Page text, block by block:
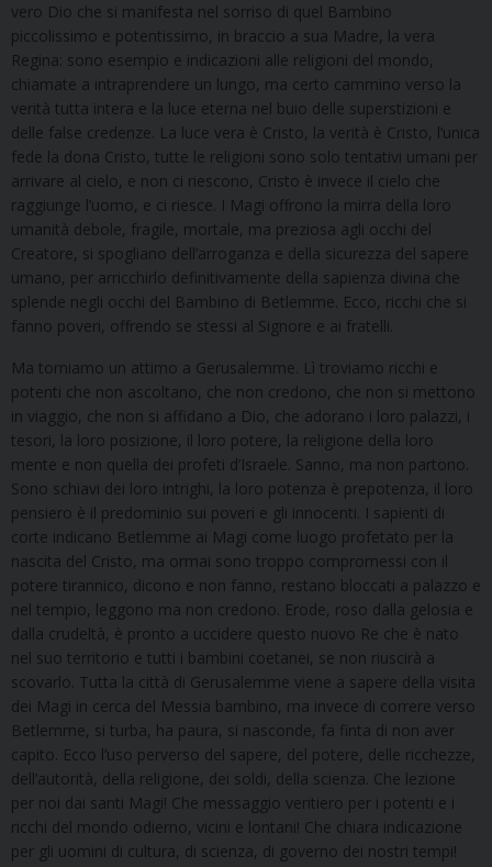
vero Dio che si manifesta nel sorriso di quel Bambino
piccolissimo e potentissimo, in braccio a sua Madre, la vera
Regina: sono esempio e indicazioni alle religioni del mondo,
chiamate a intraprendere un lungo, ma certo cammino verso la
verità tutta intera e la luce eterna nel buio delle superstizioni e
delle false credenze. La luce vera è Cristo, la verità è Cristo, l’unica
fede la dona Cristo, tutte le religioni sono solo tentativi umani per
arrivare al cielo, e non ci riescono, Cristo è invece il cielo che
raggiunge l’uomo, e ci riesce. I Magi offrono la mirra della loro
umanità debole, fragile, mortale, ma preziosa agli occhi del
Creatore, si spogliano dell’arroganza e della sicurezza del sapere
umano, per arricchirlo definitivamente della sapienza divina che
splende negli occhi del Bambino di Betlemme. Ecco, ricchi che si
fanno poveri, offrendo se stessi al Signore e ai fratelli.
Ma torniamo un attimo a Gerusalemme. Lì troviamo ricchi e
potenti che non ascoltano, che non credono, che non si mettono
in viaggio, che non si affidano a Dio, che adorano i loro palazzi, i
tesori, la loro posizione, il loro potere, la religione della loro
mente e non quella dei profeti d’Israele. Sanno, ma non partono.
Sono schiavi dei loro intrighi, la loro potenza è prepotenza, il loro
pensiero è il predominio sui poveri e gli innocenti. I sapienti di
corte indicano Betlemme ai Magi come luogo profetato per la
nascita del Cristo, ma ormai sono troppo compromessi con il
potere tirannico, dicono e non fanno, restano bloccati a palazzo e
nel tempio, leggono ma non credono. Erode, roso dalla gelosia e
dalla crudeltà, è pronto a uccidere questo nuovo Re che è nato
nel suo territorio e tutti i bambini coetanei, se non riuscirà a
scovarlo. Tutta la città di Gerusalemme viene a sapere della visita
dei Magi in cerca del Messia bambino, ma invece di correre verso
Betlemme, si turba, ha paura, si nasconde, fa finta di non aver
capito. Ecco l’uso perverso del sapere, del potere, delle ricchezze,
dell’autorità, della religione, dei soldi, della scienza. Che lezione
per noi dai santi Magi! Che messaggio veritiero per i potenti e i
ricchi del mondo odierno, vicini e lontani! Che chiara indicazione
per gli uomini di cultura, di scienza, di governo dei nostri tempi!